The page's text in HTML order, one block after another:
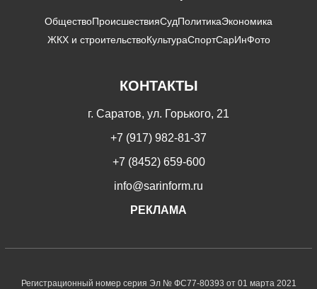
ОбществоПроисшествияСудПолитикаЭкономика
ЖКХ и строительствоКультураСпортСарИнФото
КОНТАКТЫ
г. Саратов, ул. Горького, 21
+7 (917) 982-81-37
+7 (8452) 659-600
info@sarinform.ru
РЕКЛАМА
Регистрационный номер серия Эл № ФС77-80393 от 01 марта 2021